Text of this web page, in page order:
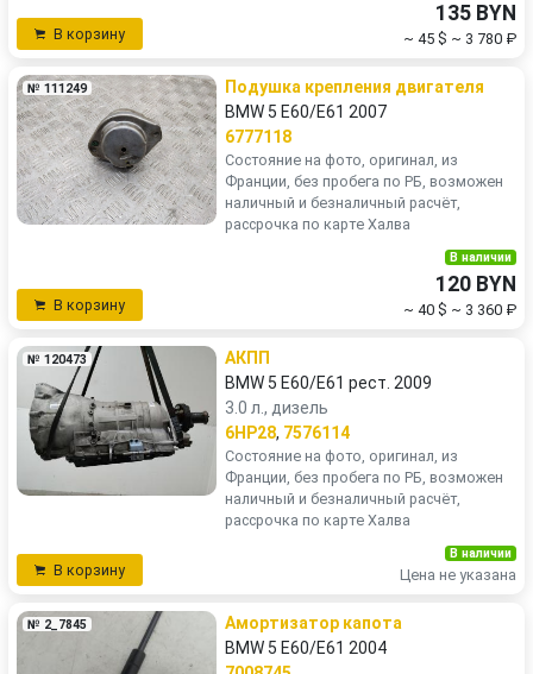
В корзину
135 BYN
~ 45 $ ~ 3 780 ₽
№ 111249
Подушка крепления двигателя
BMW 5 E60/E61 2007
6777118
Состояние на фото, оригинал, из
Франции, без пробега по РБ, возможен
наличный и безналичный расчёт,
рассрочка по карте Халва
В корзину
В наличии
120 BYN
~ 40 $ ~ 3 360 ₽
№ 120473
АКПП
BMW 5 E60/E61 рест. 2009
3.0 л., дизель
6HP28, 7576114
Состояние на фото, оригинал, из
Франции, без пробега по РБ, возможен
наличный и безналичный расчёт,
рассрочка по карте Халва
В корзину
В наличии
Цена не указана
№ 2_7845
Амортизатор капота
BMW 5 E60/E61 2004